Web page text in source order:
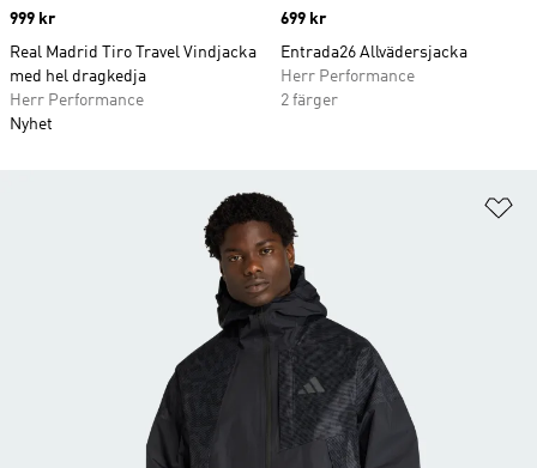
Price
999 kr
Real Madrid Tiro Travel Vindjacka
med hel dragkedja
Herr Performance
Nyhet
Price
699 kr
Entrada26 Allvädersjacka
Herr Performance
2 färger